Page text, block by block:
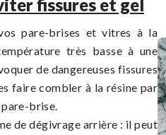
fissures et gel
pare-brises et vitres à la
très basse à une
de dangereuses fissures
faire combler à la résine par
brise.
de dégivrage arrière : il peut